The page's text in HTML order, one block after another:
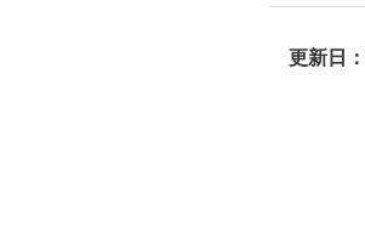
更新日：